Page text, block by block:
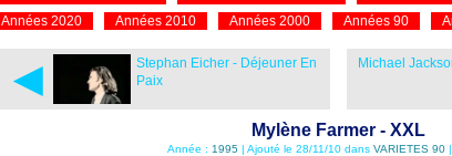
Années 2020
Années 2010 Années 2000 Années 90
◄
Stephan Eicher - Déjeuner En
Paix
Michael
Mylène Farmer - XXL
Année : 1995 | Ajouté le 28/11/10 dans VARIETES 90